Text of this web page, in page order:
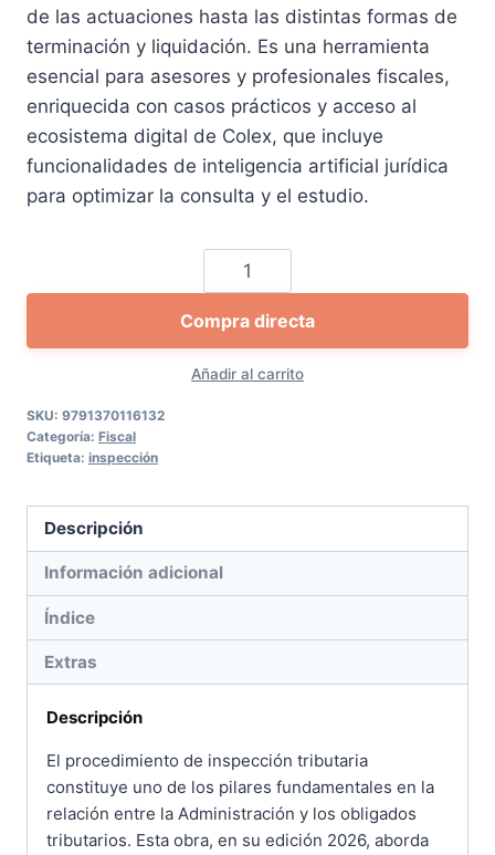
de las actuaciones hasta las distintas formas de
terminación y liquidación. Es una herramienta
esencial para asesores y profesionales fiscales,
enriquecida con casos prácticos y acceso al
ecosistema digital de Colex, que incluye
funcionalidades de inteligencia artificial jurídica
para optimizar la consulta y el estudio.
El
procedimiento
de
inspección
tributaria.
cantidad
Añadir al carrito
Compra directa
SKU: 9791370116132
Categoría: Fiscal
Etiqueta: inspección
Descripción
Información adicional
Índice
Extras
Descripción
El procedimiento de inspección tributaria
constituye uno de los pilares fundamentales en la
relación entre la Administración y los obligados
tributarios. Esta obra, en su edición 2026, aborda